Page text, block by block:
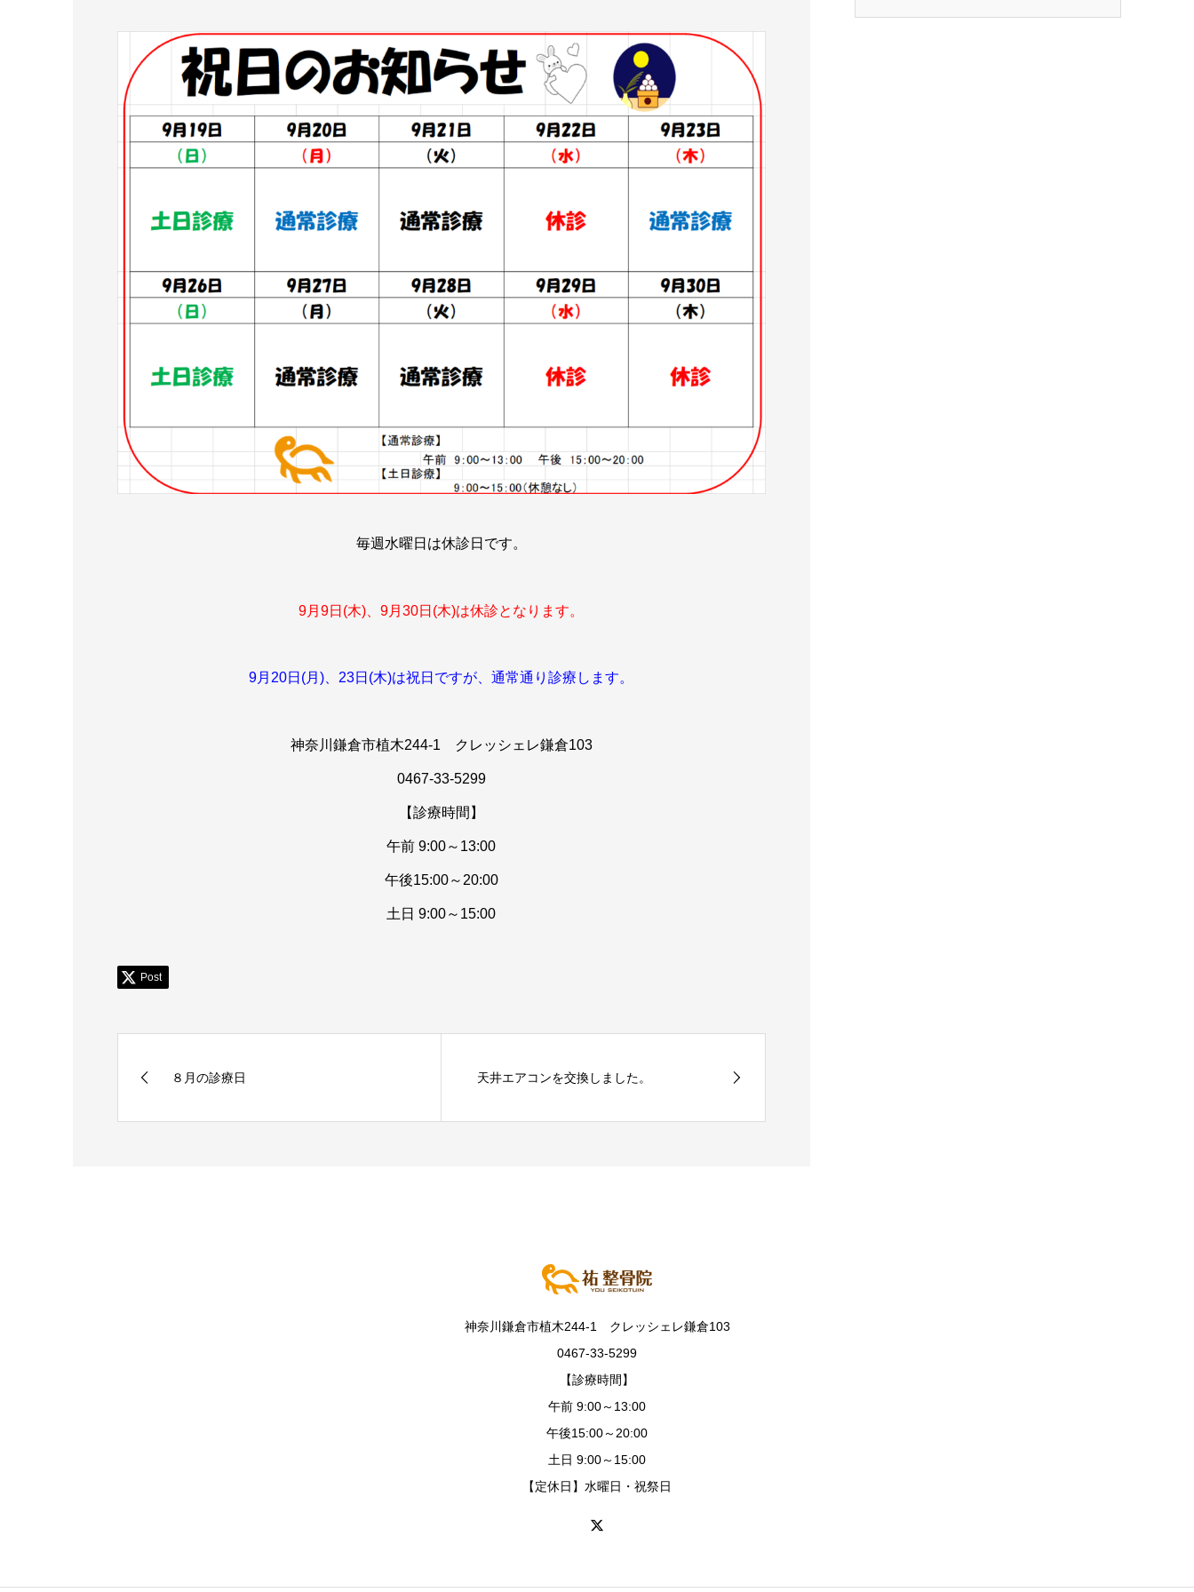
毎週水曜日は休診日です。
9月9日 (木)、9月30日(木)は休診となります。
9月20日(月)、23日(木)は祝日ですが、通常通り診療します。
神奈川鎌倉市植木244-1 クレッシェレ鎌倉103
0467-33-5299
【診療時間】
午前 9:00～13:00
午後15:00～20:00
土日 9:00～15:00
Post
８月の診療日 天井エアコンを交換しました。
神奈川鎌倉市植木244-1 クレッシェレ鎌倉103
0467-33-5299
【診療時間】
午前 9:00～13:00
午後15:00～20:00
土日 9:00～15:00
【定休日】水曜日・祝祭日